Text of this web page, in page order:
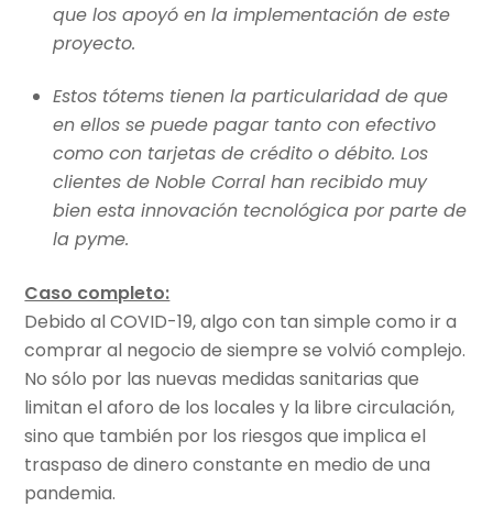
que los apoyó en la implementación de este
proyecto.
Estos tótems tienen la particularidad de que
en ellos se puede pagar tanto con efectivo
como con tarjetas de crédito o débito. Los
clientes de Noble Corral han recibido muy
bien esta innovación tecnológica por parte de
la pyme.
Caso completo:
Debido al COVID-19, algo con tan simple como ir a
comprar al negocio de siempre se volvió complejo.
No sólo por las nuevas medidas sanitarias que
limitan el aforo de los locales y la libre circulación,
sino que también por los riesgos que implica el
traspaso de dinero constante en medio de una
pandemia.